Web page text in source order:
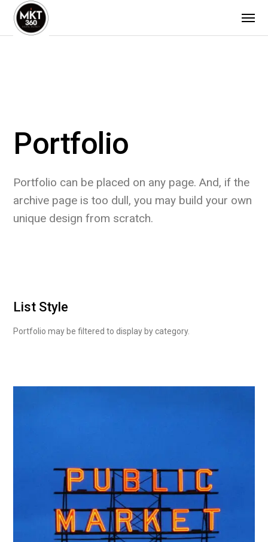
Portfolio
Portfolio can be placed on any page. And, if the
archive page is too dull, you may build your own
unique design from scratch.
List Style
Portfolio may be filtered to display by category.